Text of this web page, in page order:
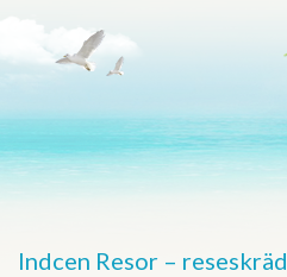
Indcen Resor –